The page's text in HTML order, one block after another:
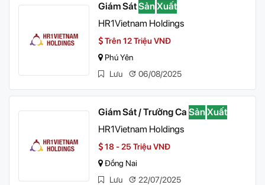
Giám SátSảnXuất
HR1Vietnam Holdings
Trên 12 Triệu VNĐ
Phú Yên
Lưu
06/08/2025
Giám Sát / Trưởng Ca SảnXuất
HR1Vietnam Holdings
18 - 25 Triệu VNĐ
Đồng Nai
Lưu
22/07/2025